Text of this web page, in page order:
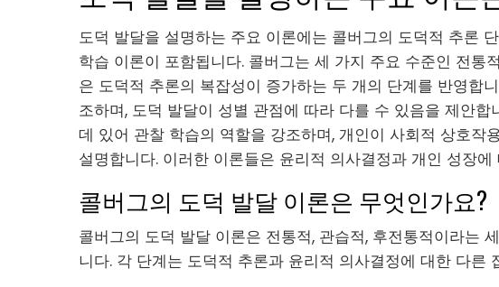
도덕 발달을 설명하는 주요 이론에는 콜버그의 도덕적 추론
학습 이론이 포함됩니다. 콜버그는 세 가지 주요 수준인 전통
은 도덕적 추론의 복잡성이 증가하는 두 개의 단계를 반영합
조하며, 도덕 발달이 성별 관점에 따라 다를 수 있음을 제안
데 있어 관찰 학습의 역할을 강조하며, 개인이 사회적 상호작
설명합니다. 이러한 이론들은 윤리적 의사결정과 개인 성장
콜버그의 도덕 발달 이론은 무엇인가요?
콜버그의 도덕 발달 이론은 전통적, 관습적, 후전통적이라는
니다. 각 단계는 도덕적 추론과 윤리적 의사결정에 대한 다른